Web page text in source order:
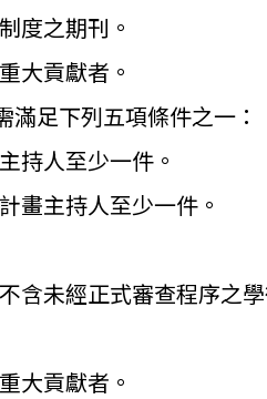
度之期刊。
大貢獻者。
足下列五項條件之一：
人至少一件。
主持人至少一件。
不含未經正式審查程序之
大貢獻者。